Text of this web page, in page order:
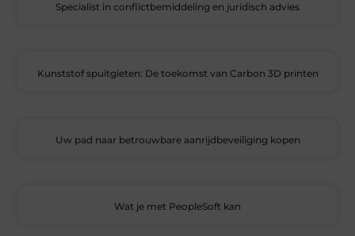
Specialist in conflictbemiddeling en juridisch advies
Kunststof spuitgieten: De toekomst van Carbon 3D printen
Uw pad naar betrouwbare aanrijdbeveiliging kopen
Wat je met PeopleSoft kan